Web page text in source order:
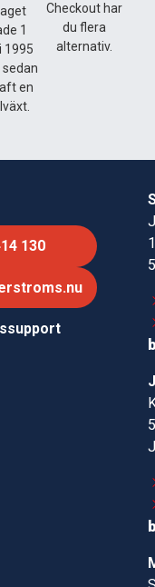
1
1995
sedan
en
Checkout har
du flera
alternativ.
130